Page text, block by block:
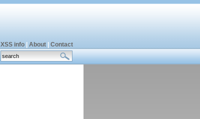
XSS info| About| Contact